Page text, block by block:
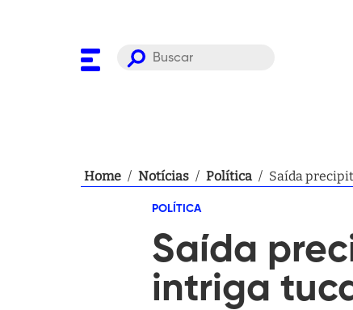
Home / Notícias / Política / Saída
POLÍTICA
Saída
intriga